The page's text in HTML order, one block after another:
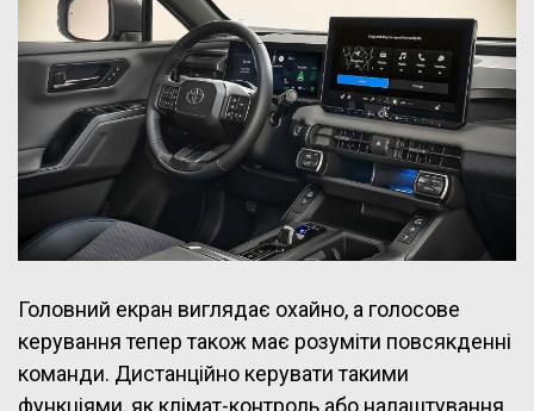
Головний екран виглядає охайно, а голосове
керування тепер також має розуміти повсякденні
команди. Дистанційно керувати такими